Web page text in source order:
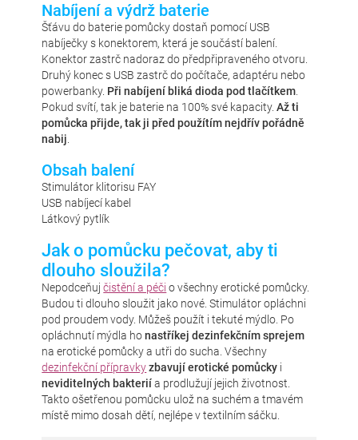
Nabíjení a výdrž baterie
Šťávu do baterie pomůcky dostaň pomocí USB
nabíječky s konektorem, která je součástí balení.
Konektor zastrč nadoraz do předpřipraveného otvoru.
Druhý konec s USB zastrč do počítače, adaptéru nebo
powerbanky. Při nabíjení bliká dioda pod tlačítkem.
Pokud svítí, tak je baterie na 100% své kapacity.Až ti
pomůcka přijde, tak ji před použítím nejdřív pořádně
nabij.
Obsah balení
Stimulátor klitorisu FAY
USB nabíjecí kabel
Látkový pytlík
Jak o pomůcku pečovat, aby ti
dlouho sloužila?
Nepodceňujčistění a péči o všechny erotické pomůcky.
Budou ti dlouho sloužit jako nové. Stimulátor opláchni
pod proudem vody. Můžeš použít i tekuté mýdlo. Po
opláchnutí mýdla honastříkej dezinfekčním sprejem
na erotické pomůcky a utři do sucha. Všechny
dezinfekční přípravkyzbavují erotické pomůcky i
neviditelných bakterií a prodlužují jejich životnost.
Takto ošetřenou pomůcku ulož na suchém a tmavém
místě mimo dosah dětí, nejlépe v textilním sáčku.